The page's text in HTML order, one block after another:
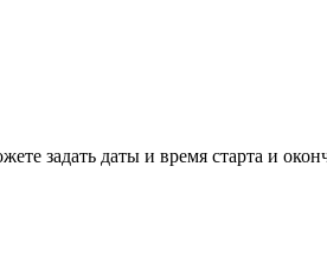
задать даты и время старта и